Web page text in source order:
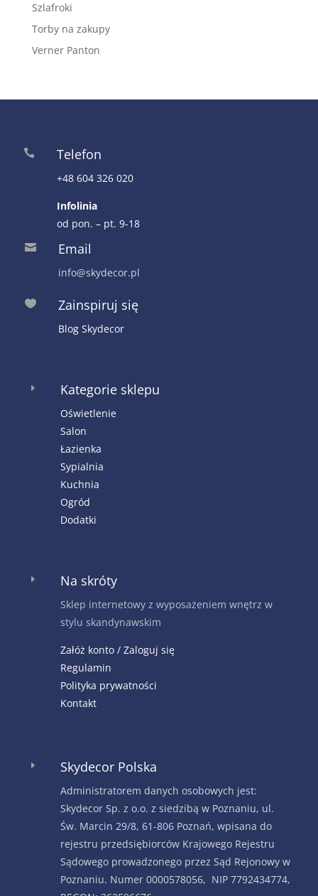
Szlafroki
Torby na zakupy
Verner Panton
 Telefon
+48 604 326 020
Infolinia
od pon. – pt. 9-18
 Email
info@skydecor.pl
 Zainspiruj się
Blog Skydecor
E Kategorie sklepu
Oświetlenie
Salon
Łazienka
Sypialnia
Kuchnia
Ogród
Dodatki
E Na skróty
Sklep internetowy z wyposażeniem wnętrz w
stylu skandynawskim
Załóż konto / Zaloguj się
Regulamin
Polityka prywatności
Kontakt
E Skydecor Polska
Administratorem danych osobowych jest:
Skydecor Sp. z o.o. z siedzibą w Poznaniu, ul.
Św. Marcin 29/8, 61-806 Poznań, wpisana do
rejestru przedsiębiorców Krajowego Rejestru
Sądowego prowadzonego przez Sąd Rejonowy w
Poznaniu. Numer 0000578056, NIP 7792434774,